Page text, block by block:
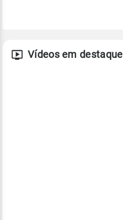
Vídeos em destaque